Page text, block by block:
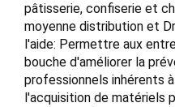
pâtisserie, confiserie et
moyenne distribution et
l'aide: Permettre aux
bouche d'améliorer la
professionnels inhérents
l'acquisition de matériels